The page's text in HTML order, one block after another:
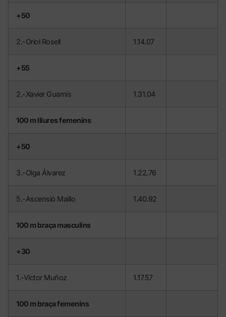
+50
2.-Oriol Rosell 1.14.07
+55
2.-Xavier Guamis 1.31.04
100 m lliures femenins
+50
3.-Olga Álvarez 1.22.76
5.-Ascensió Maillo 1.40.92
100 m braça masculins
+30
1.-Víctor Muñoz 1.17.57
100 m braça femenins